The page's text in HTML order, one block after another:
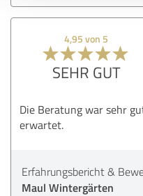
4,95 von 5
SEHR GUT
Die Beratung war sehr
erwartet.
Erfahrungsbericht &
Maul Wintergärten